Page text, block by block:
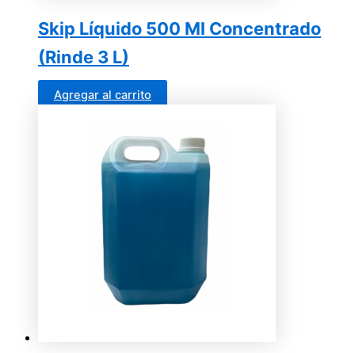
Skip Líquido 500 Ml Concentrado
(Rinde 3 L)
Agregar al carrito